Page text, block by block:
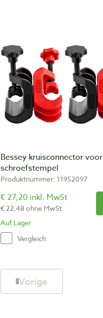
Bessey kruisconnector voor
schroefstempel
Produktnummer: 11952097
€ 27,20 inkl. MwSt
€ 22,48 ohne MwSt
Auf Lager
Vergleich
Vorige